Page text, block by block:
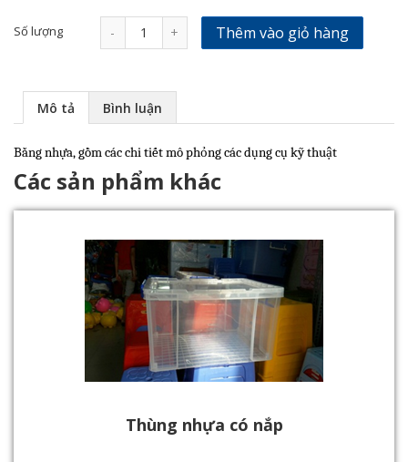
Số lượng - + Thêm vào giỏ hàng
Mô tả Bình luận
Bằng nhựa, gồm các chi tiết mô phỏng các dụng cụ kỹ thuật
Các sản phẩm khác
Thùng nhựa có nắp